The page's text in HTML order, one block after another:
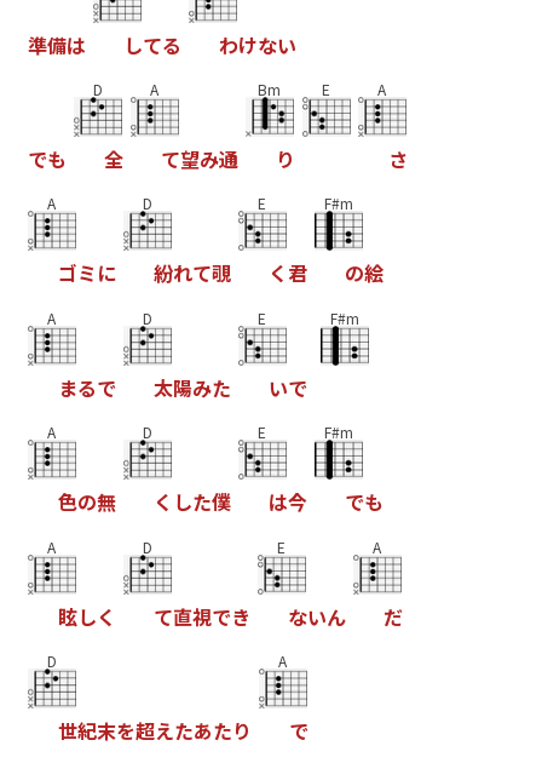
準備は してる わけない
でも
D
全
A
て望み通
Bm
り
E A
さ
A
ゴミに
D
紛れて覗
E
く 君
F#m
の絵
A
まるで
D
太陽みた
E
いで
F#m
A
色の無
D
く した僕
E
は今
F#m
でも
A
眩しく
D
て直視でき
E
ないん
A
だ
D
世紀末を超えたあたり
A
で